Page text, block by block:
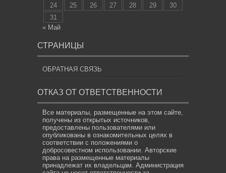
24
25 26 27 28 29
30
31
« Май
СТРАНИЦЫ
ОБРАТНАЯ СВЯЗЬ
ОТКАЗ ОТ ОТВЕТСТВЕННОСТИ
Все материалы, размещенные на этом сайте,
получены из открытых источников,
предоставлены пользователями или
опубликованы в ознакомительных целях в
соответствии с положениями о
добросовестном использовании. Авторские
права на размещенные материалы
принадлежат их владельцам. Администрация